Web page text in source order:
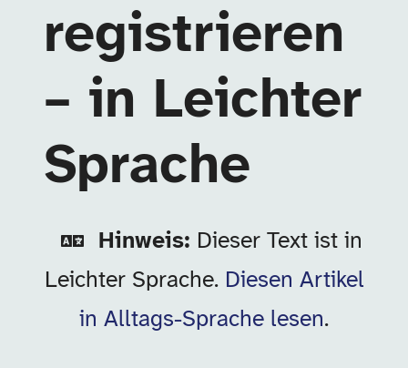
registrieren
– in Leichter
Sprache
Hinweis: Dieser Text ist in
Leichter Sprache. Diesen Artikel
in Alltags-Sprache lesen.